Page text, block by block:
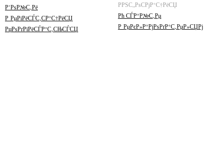
Р’РѕР№С‚Рё
Р РµРіРёСЃС‚СР°С†РёСЏ
РџРѕРґРїРёСЃР°С‚СЊСЃСЏ
РРЅС„РѕСРјР°С†РёСЏ
Рћ СЃР°Р№С‚Рµ
Р РµРєР»Р°РјРѕРґР°С‚РµР»СЏРј